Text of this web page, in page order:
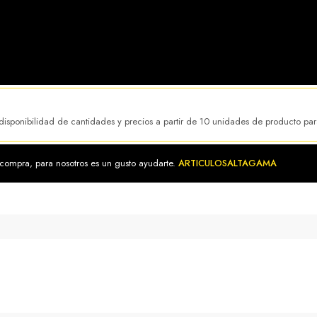
de cantidades y precios a partir de 10 unidades de producto
para nosotros es un gusto ayudarte. ARTICULOSALTAGAMA